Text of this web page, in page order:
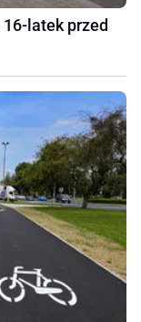
16-latek przed